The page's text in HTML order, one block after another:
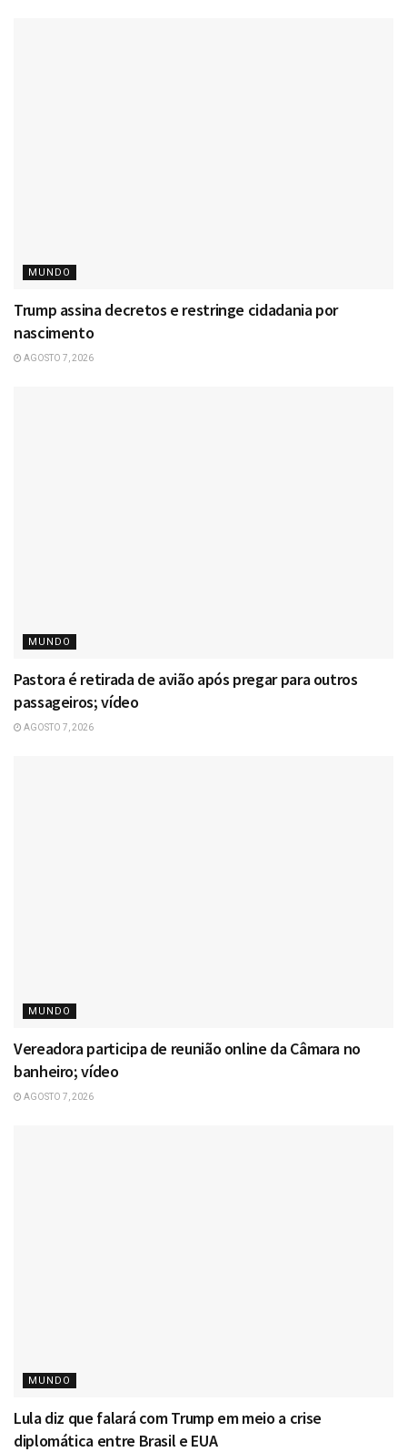
MUNDO
Trump assina decretos e restringe cidadania por
nascimento
AGOSTO 7, 2026
MUNDO
Pastora é retirada de avião após pregar para outros
passageiros; vídeo
AGOSTO 7, 2026
MUNDO
Vereadora participa de reunião online da Câmara no
banheiro; vídeo
AGOSTO 7, 2026
MUNDO
Lula diz que falará com Trump em meio a crise
diplomática entre Brasil e EUA